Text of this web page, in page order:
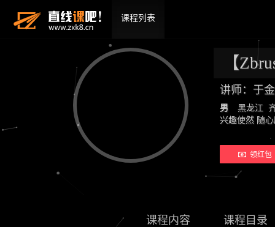
课程列表
【
讲师：于
男
黑龙江
兴趣使然 随
领红包
课程内容 课程目录